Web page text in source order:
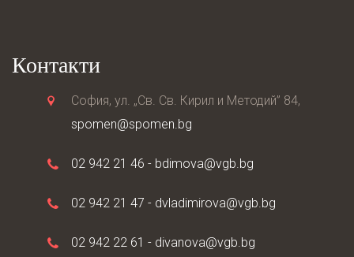
Контакти
София, ул. „Св. Св. Кирил и Методий” 84,
spomen@spomen.bg
02 942 21 46 - bdimova@vgb.bg
02 942 21 47 - dvladimirova@vgb.bg
02 942 22 61 - divanova@vgb.bg